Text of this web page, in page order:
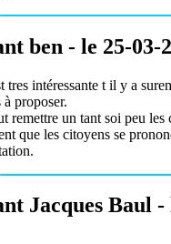
ben - le 25-03-
tres intéressante t il y a
à proposer.
remettre un tant soi peu les
que les citoyens se
Jacques Baul -